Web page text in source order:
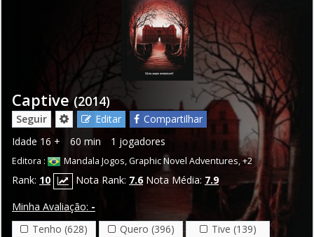
Captive (2014)
Seguir Editar
Compartilhar
Idade 16 + 60 min 1 jogadores
Editora : Mandala Jogos,Graphic Novel Adventures,+2
Rank: 10 Nota Rank: 7.6 Nota Média: 7.9
Minha Avaliação: -
Tenho (628)
Quero (396)
Tive (139)